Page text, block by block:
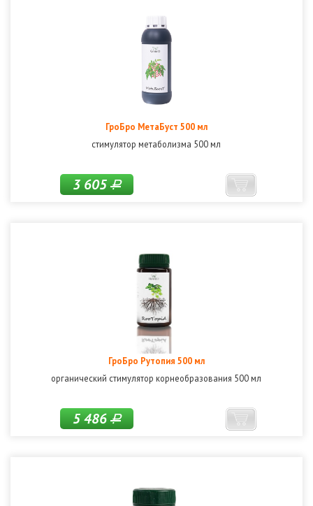
ГроБро МетаБуст 500 мл
стимулятор метаболизма 500 мл
3 605Р
ГроБро Рутопия 500 мл
органический стимулятор корнеобразования 500 мл
5 486Р